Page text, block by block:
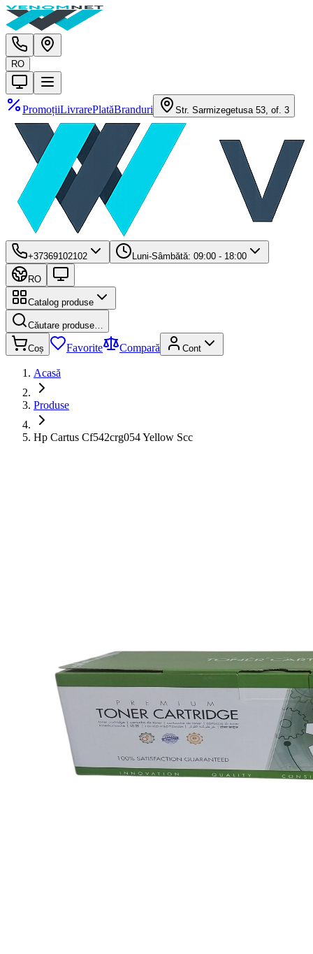
RO
PromoțiiLivrarePlatăBranduri Str. Sarmizegetusa 53, of. 3
+37369102102 Luni-Sâmbătă: 09:00 - 18:00
RO
Catalog produse
Căutare produse…
Coș Favorite Compară Cont
Acasă
Produse
Hp Cartus Cf542crg054 Yellow Scc